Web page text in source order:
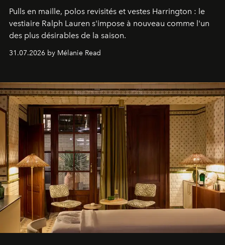
Pulls en maille, polos revisités et vestes Harrington : le
vestiaire Ralph Lauren s'impose à nouveau comme l'un
des plus désirables de la saison.
31.07.2026 by Mélanie Read